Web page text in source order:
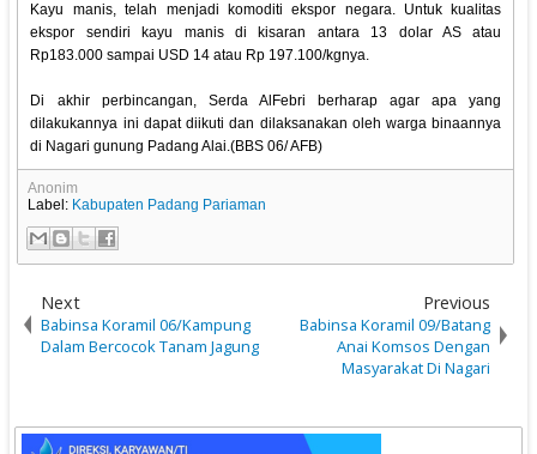
Kayu manis, telah menjadi komoditi ekspor negara. Untuk kualitas
ekspor sendiri kayu manis di kisaran antara 13 dolar AS atau
Rp183.000 sampai USD 14 atau Rp 197.100/kgnya.
Di akhir perbincangan, Serda AlFebri berharap agar apa yang
dilakukannya ini dapat diikuti dan dilaksanakan oleh warga binaannya
di Nagari gunung Padang Alai.(BBS 06/ AFB)
Anonim
Label: Kabupaten Padang Pariaman
Next
Babinsa Koramil 06/Kampung
Dalam Bercocok Tanam Jagung
Previous
Babinsa Koramil 09/Batang
Anai Komsos Dengan
Masyarakat Di Nagari